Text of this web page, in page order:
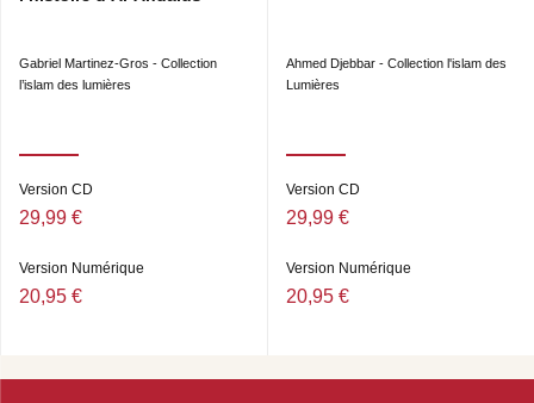
Gabriel Martinez-Gros - Collection
l’islam des lumières
Version CD
29,99 €
Version Numérique
20,95 €
Ahmed Djebbar - Collection l'islam des
Lumières
Version CD
29,99 €
Version Numérique
20,95 €